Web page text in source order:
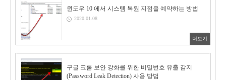
윈도우 10 에서 시스템 복원 지점을 예약하는 방법
2020.01.08
더보기
구글 크롬 보안 강화를 위한 비밀번호 유출 감지
(Password Leak Detection) 사용 방법